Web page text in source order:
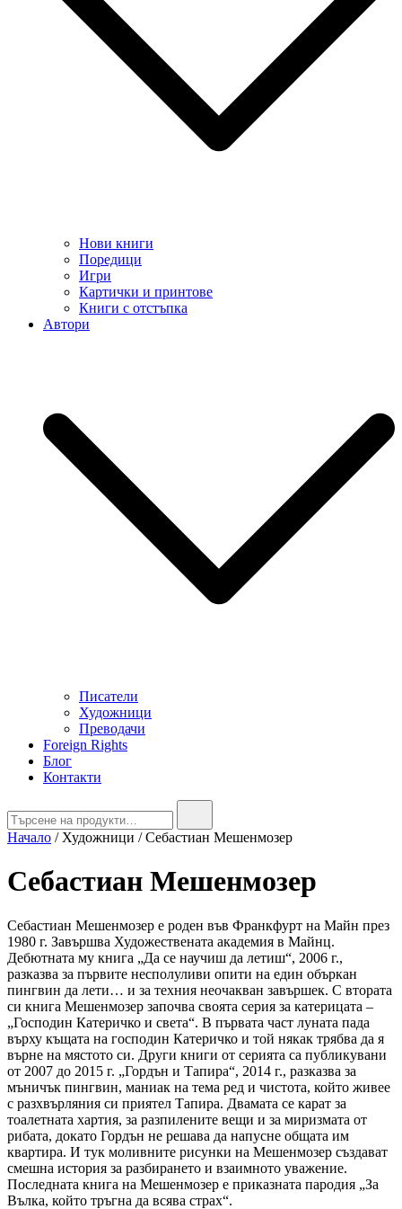
Нови книги
Поредици
Игри
Картички и принтове
Книги с отстъпка
Автори
Писатели
Художници
Преводачи
Foreign Rights
Блог
Контакти
for:
Начало / Художници / Себастиан Мешенмозер
Себастиан Мешенмозер
Себастиан Мешенмозер е роден във Франкфурт на Майн през
1980 г. Завършва Художествената академия в Майнц.
Дебютната му книга „Да се научиш да летиш“, 2006 г.,
разказва за първите несполуливи опити на един объркан
пингвин да лети… и за техния неочакван завършек. С втората
си книга Мешенмозер започва своята серия за катерицата –
„Господин Катеричко и света“. В първата част луната пада
върху къщата на господин Катеричко и той някак трябва да я
върне на мястото си. Други книги от серията са публикувани
от 2007 до 2015 г. „Гордън и Тапира“, 2014 г., разказва за
мъничък пингвин, маниак на тема ред и чистота, който живее
с разхвърляния си приятел Тапира. Двамата се карат за
тоалетната хартия, за разпилените вещи и за миризмата от
рибата, докато Гордън не решава да напусне общата им
квартира. И тук моливните рисунки на Мешенмозер създават
смешна история за разбирането и взаимното уважение.
Последната книга на Мешенмозер е приказната пародия „За
Вълка, който тръгна да всява страх“.